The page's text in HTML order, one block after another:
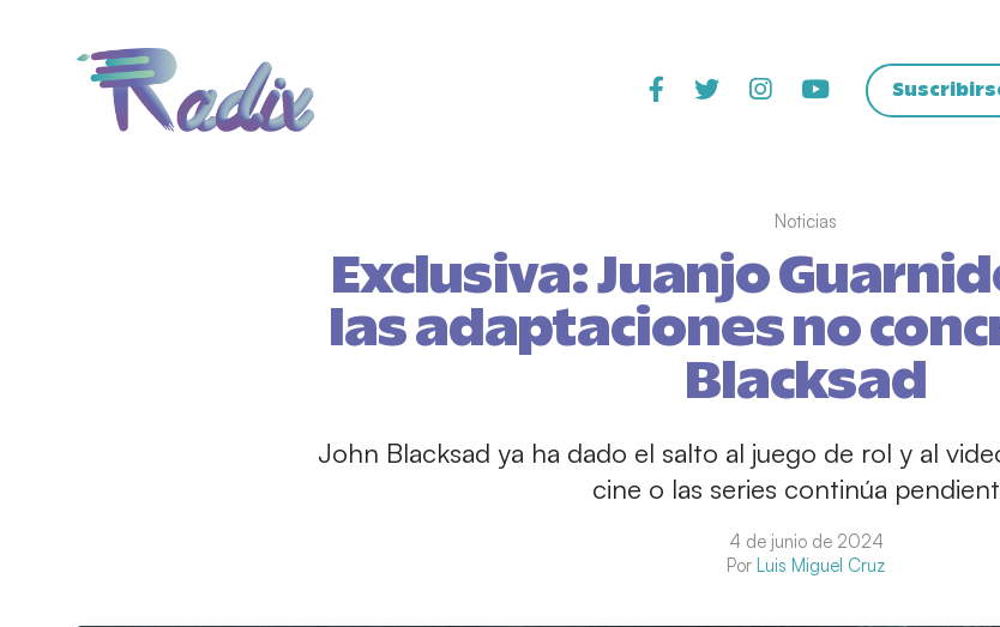
Noticias
Exclusiva: Juanjo
las adaptaciones no
Blacksad
John Blacksad ya ha dado el salto al juego de rol y al
cine o las series continúa
4 de junio de 2024
Por Luis Miguel Cruz